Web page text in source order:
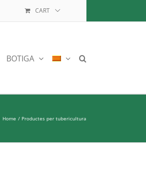
CART
BOTIGA
Home Productes per tubericultura